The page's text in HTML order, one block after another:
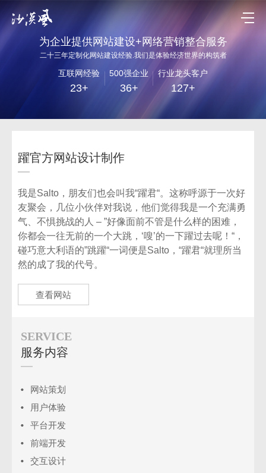
为企业提供网站建设+网络营销整合服务
二十三年定制化网站建设经验.我们是体验经济世界的构筑者
互联网经验
23+
500强企业
36+
行业龙头客户
127+
躍官方网站设计制作
我是Salto，朋友们也会叫我“躍君“。这称呼源于一次好
友聚会，几位小伙伴对我说，他们觉得我是一个充满勇
气、不惧挑战的人 – ”好像面前不管是什么样的困难，
你都会一往无前的一个大跳，‘嗖’的一下躍过去呢！“，
碰巧意大利语的”跳躍“一词便是Salto，“躍君“就理所当
然的成了我的代号。
查看网站
SERVICE
服务内容
网站策划
用户体验
平台开发
前端开发
交互设计